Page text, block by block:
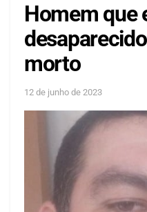
Homem que
morto
12 de junho de 2023